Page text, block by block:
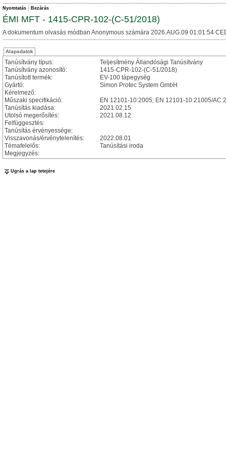
Nyomtatás Bezárás
ÉMI MFT - 1415-CPR-102-(C-51/2018)
A dokumentum olvasás módban Anonymous számára 2026.AUG.09 01:01:54
Alapadatok
Tanúsítvány típus:
Teljesítmény Állandósági Tanúsítvány
Tanúsítvány azonosító:
1415-CPR-102-(C-51/2018)
Tanúsított termék:
EV-100 tápegység
Gyártó:
Simon Protec System GmbH
Kérelmező:
Műszaki specifikáció:
EN 12101-10:2005; EN 12101-10:21005/
Tanúsítás kiadása:
2021.02.15
Utolsó megerősítés:
2021.08.12
Felfüggesztés:
Tanúsítás érvényessége:
Visszavonás/érvénytelenítés:
2022.08.01
Témafelelős:
Tanúsítási iroda
Megjegyzés:
Ugrás a lap tetejére